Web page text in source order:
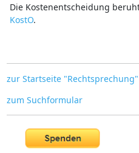
Die Kostenentscheidung
KostO.
zur Startseite "Rechtsprechung"
zum Suchformular